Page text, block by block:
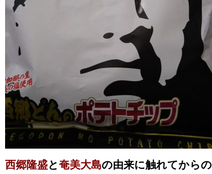
西郷隆盛と奄美大島の由来に触れてからの